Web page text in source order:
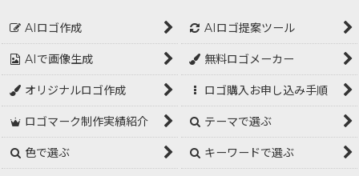
AIロゴ作成 AIロゴ提案ツール
AIで画像生成 無料ロゴメーカー
オリジナルロゴ作成 ロゴ購入お申し込み手順
ロゴマーク制作実績紹介 テーマで選ぶ
色で選ぶ キーワードで選ぶ